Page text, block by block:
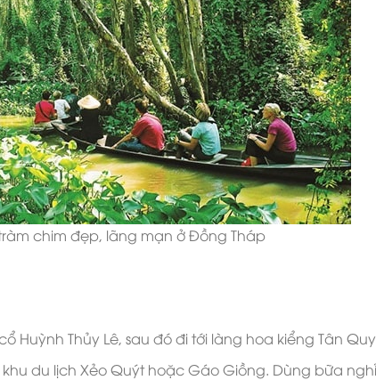
chim đẹp, lãng mạn ở Đồng Tháp
Thủy Lê, sau đó đi tới làng hoa kiểng Tân
du lịch Xẻo Quýt hoặc Gáo Giồng. Dùng bữa